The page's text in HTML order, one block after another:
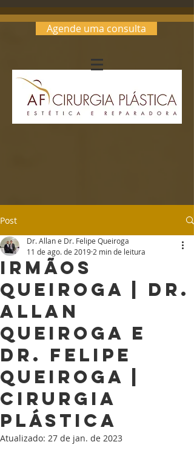
Agende uma consulta
Post
Irmãos
Queiroga | Dr.
Allan
Queiroga e
Dr. Felipe
Queiroga |
CIRURGIA
PLÁSTICA
Dr. Allan e Dr. Felipe Queiroga
11 de ago. de 2019 2 min de leitura
Atualizado: 27 de jan. de 2023